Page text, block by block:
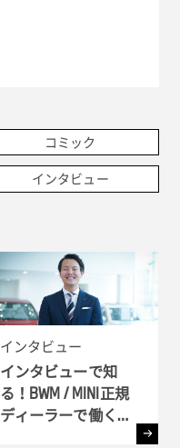
コミック
インタビュー
インタビュー
インタビューで知
る！BWM / MINI正規
ディーラーで働く理